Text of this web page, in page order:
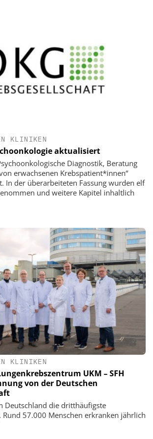
KLINIKEN
aktualisiert
Diagnostik, Beratung
erwachsenen Krebspatient*innen“
In der überarbeiteten Fassung wurden elf
und weitere Kapitel inhaltlich
KLINIKEN
UKM – SFH
von der Deutschen
Deutschland die dritthäufigste
Rund 57.000 Menschen erkranken jährlich